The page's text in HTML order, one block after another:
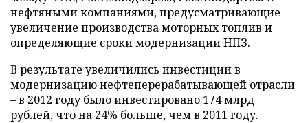
нефтяными компаниями, предусматривающие
увеличение производства моторных топлив и
определяющие сроки модернизации НПЗ.
В результате увеличились инвестиции в
модернизацию нефтеперерабатывающей отрасли
– в 2012 году было инвестировано 174 млрд
рублей, что на 24% больше, чем в 2011 году.